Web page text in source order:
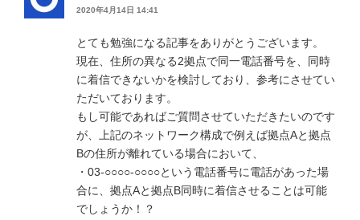
2020年4月14日 14:41
とても勉強になる記事をありがとうございます。
現在、住所の異なる2拠点で同一電話番号を、同時
に着信できないかを検討しており、参考にさせてい
ただいております。
もし可能であればご質問させていただきたいのです
が、上記のネットワーク構成で例えば拠点Aと拠点
Bの住所が離れている場合において、
・03-○○○○-○○○○という電話番号に電話があった場
合に、拠点Aと拠点B同時に着信させることは可能
でしょうか！？